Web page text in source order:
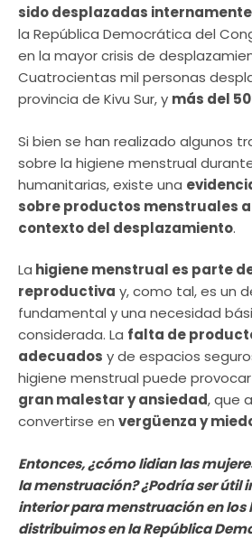
sido desplazadas internamente
la República Democrática del
en la mayor crisis de
Cuatrocientas mil personas
provincia de Kivu Sur, y más del
Si bien se han realizado algunos
sobre la higiene menstrual
humanitarias, existe una
sobre productos menstruales
contexto del desplazamiento.
La higiene menstrual es parte
reproductiva y, como tal, es un
fundamental y una necesidad
considerada. La falta de
adecuados y de espacios
higiene menstrual puede
gran malestar y ansiedad, que
convertirse en vergüenza y
Entonces, ¿cómo lidian las
la menstruación? ¿Podría ser útil
interior para menstruación en los
distribuimos en la República